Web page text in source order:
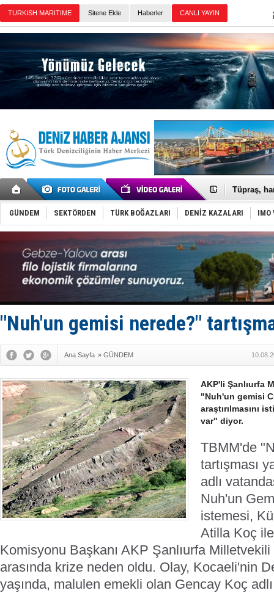
Sitene Ekle Haberler
Anadolu
Tüpraş,
İTU AUV,
LNG
PROYAD,
Türkiye-
Türk
Deniz
DÖDER,
Fairline,
Baltık
Runit
Türk
GÜNDEM SEKTÖRDEN TÜRK BOĞAZLARI DENİZ KAZALARI IMO
"Nuh'un gemisi nerede?"
Ana Sayfa » GÜNDEM
AKP'li Şanlıurfa
"Nuh'un gemisi
araştırılmasını
var" diyor.
TBMM'de
tartışması
adlı
Nuh'un
istemesi,
Atilla Koç
Komisyonu Başkanı AKP Şanlıurfa
arasında krize neden oldu. Olay, Kocaeli'nin
yaşında, malulen emekli olan Gencay Koç